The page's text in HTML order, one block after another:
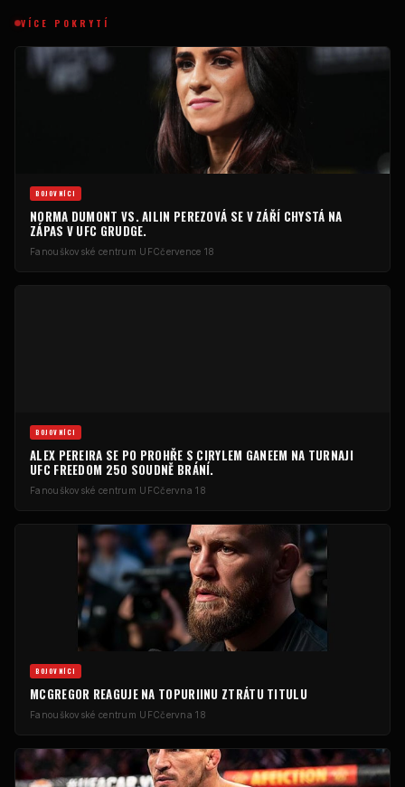
VÍCE POKRYTÍ
BOJOVNÍCI
NORMA DUMONT VS. AILIN PEREZOVÁ SE V ZÁŘÍ CHYSTÁ NA
ZÁPAS V UFC GRUDGE.
Fanouškovské centrum UFCčervence 18
BOJOVNÍCI
ALEX PEREIRA SE PO PROHŘE S CIRYLEM GANEEM NA TURNAJI
UFC FREEDOM 250 SOUDNĚ BRÁNÍ.
Fanouškovské centrum UFCčervna 18
BOJOVNÍCI
MCGREGOR REAGUJE NA TOPURIINU ZTRÁTU TITULU
Fanouškovské centrum UFCčervna 18